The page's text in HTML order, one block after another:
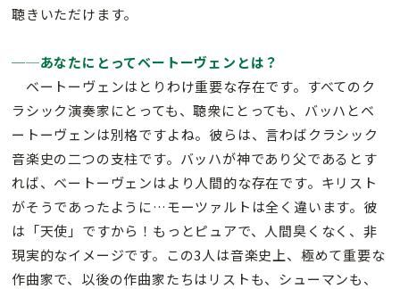
聴きいただけます。
──あなたにとってベートーヴェンとは？
ベートーヴェンはとりわけ重要な存在です。すべてのク
ラシック演奏家にとっても、聴衆にとっても、バッハとベ
ートーヴェンは別格ですよね。彼らは、言わばクラシック
音楽史の二つの支柱です。バッハが神であり父であるとす
れば、ベートーヴェンはより人間的な存在です。キリスト
がそうであったように…モーツァルトは全く違います。彼
は「天使」ですから！もっとピュアで、人間臭くなく、非
現実的なイメージです。この3人は音楽史上、極めて重要な
作曲家で、以後の作曲家たちはリストも、シューマンも、